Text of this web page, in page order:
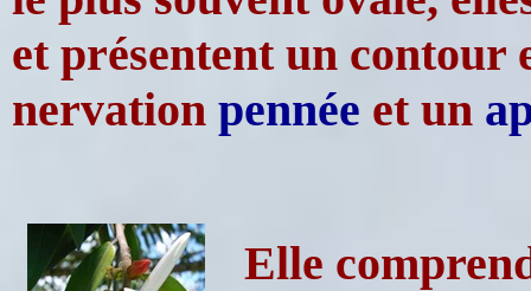
et présentent un contour
nervation pennée et un
Elle